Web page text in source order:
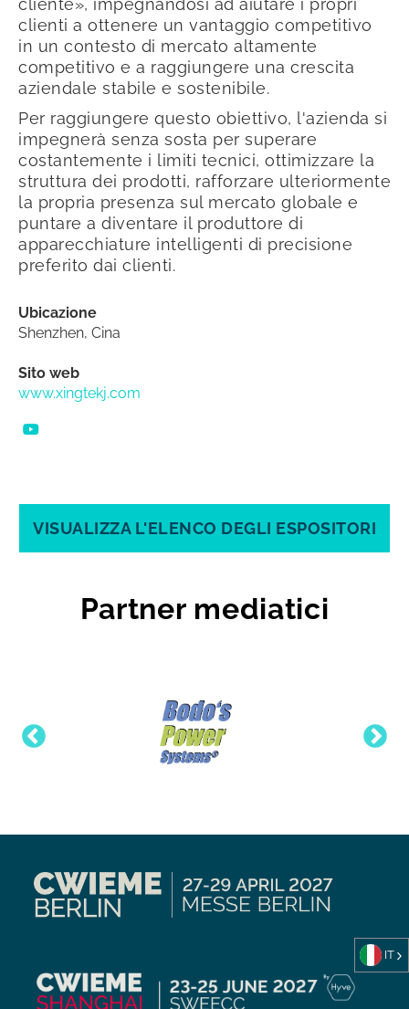
cliente», impegnandosi ad aiutare i propri
clienti a ottenere un vantaggio competitivo
in un contesto di mercato altamente
competitivo e a raggiungere una crescita
aziendale stabile e sostenibile.
Per raggiungere questo obiettivo, l'azienda si
impegnerà senza sosta per superare
costantemente i limiti tecnici, ottimizzare la
struttura dei prodotti, rafforzare ulteriormente
la propria presenza sul mercato globale e
puntare a diventare il produttore di
apparecchiature intelligenti di precisione
preferito dai clienti.
Ubicazione
Shenzhen, Cina
Sito web
www.xingtekj.com
VISUALIZZA L'ELENCO DEGLI ESPOSITORI
Partner mediatici
IT